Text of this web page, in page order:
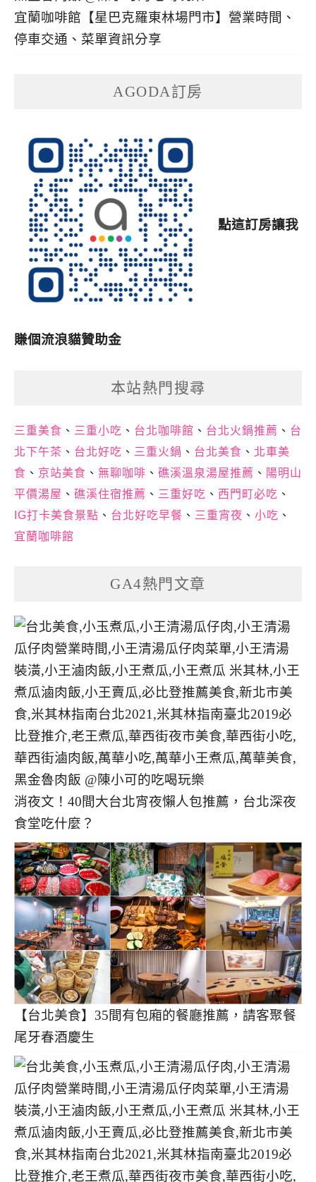
宜蘭咖啡館【星巴克羅東林場門市】營業時間、
停車交通、菜單資訊分享
AGODA訂房
點這訂房讓我
賺個流浪貓贊助金
本站熱門搜尋
三重美食 、 三重小吃 、 台北咖啡館 、 台北火鍋推薦 、 台
北下午茶 、 台北好吃 、 三重火鍋 、 台北美食 、 北車美
食 、 京站美食 、 無聊咖啡 、 礁溪溫泉湯屋推薦 、 陽明山
平價湯屋 、 礁溪住宿推薦 、 三重好吃 、 西門町必吃 、
IG打卡美食景點 、 台北好吃早餐 、 三重宵夜 、 小吃 、
宜蘭咖啡館
GA4熱門文章
消夜文！40間大台北宵夜懶人包推薦，台北深夜
食堂吃什麼？
【台北美食】35間有包廂的餐廳推薦，請客聚餐
尾牙春酒慶生